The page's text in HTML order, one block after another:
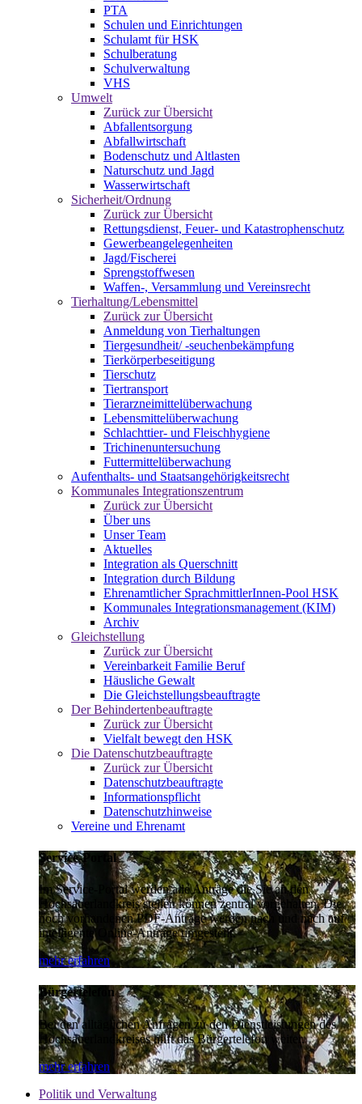
PTA
Schulen und Einrichtungen
Schulamt für HSK
Schulberatung
Schulverwaltung
VHS
Umwelt
Zurück zur Übersicht
Abfallentsorgung
Abfallwirtschaft
Bodenschutz und Altlasten
Naturschutz und Jagd
Wasserwirtschaft
Sicherheit/Ordnung
Zurück zur Übersicht
Rettungsdienst, Feuer- und Katastrophenschutz
Gewerbeangelegenheiten
Jagd/Fischerei
Sprengstoffwesen
Waffen-, Versammlung und Vereinsrecht
Tierhaltung/Lebensmittel
Zurück zur Übersicht
Anmeldung von Tierhaltungen
Tiergesundheit/ -seuchenbekämpfung
Tierkörperbeseitigung
Tierschutz
Tiertransport
Tierarzneimittelüberwachung
Lebensmittelüberwachung
Schlachttier- und Fleischhygiene
Trichinenuntersuchung
Futtermittelüberwachung
Aufenthalts- und Staatsangehörigkeitsrecht
Kommunales Integrationszentrum
Zurück zur Übersicht
Über uns
Unser Team
Aktuelles
Integration als Querschnitt
Integration durch Bildung
Ehrenamtlicher SprachmittlerInnen-Pool HSK
Kommunales Integrationsmanagement (KIM)
Archiv
Gleichstellung
Zurück zur Übersicht
Vereinbarkeit Familie Beruf
Häusliche Gewalt
Die Gleichstellungsbeauftragte
Der Behindertenbeauftragte
Zurück zur Übersicht
Vielfalt bewegt den HSK
Die Datenschutzbeauftragte
Zurück zur Übersicht
Datenschutzbeauftragte
Informationspflicht
Datenschutzhinweise
Vereine und Ehrenamt
Service-Portal
Im Service-Portal werden alle Anträge die Sie an den
Hochsauerlandkreis stellen können zentral vorgehalten. Die
noch vorhandenen PDF-Anträge werden nach und nach auf
intelligente Online-Anträge umgestellt.
mehr erfahren
Bürgertelefon
Bei den alltäglichen Anfragen zu den Dienstleistungen des
Hochsauerlandkreises hilft das Bürgertelefon weiter.
mehr erfahren
Politik und Verwaltung